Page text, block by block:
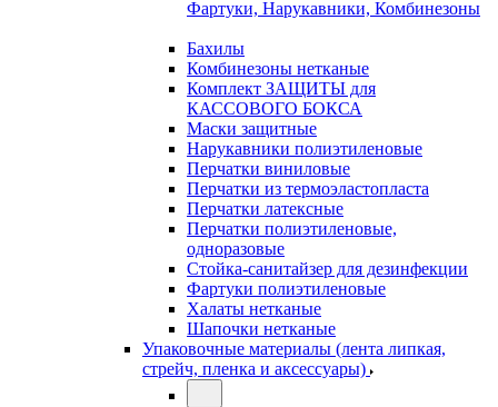
Фартуки, Нарукавники, Комбинезоны
Бахилы
Комбинезоны нетканые
Комплект ЗАЩИТЫ для
КАССОВОГО БОКСА
Маски защитные
Нарукавники полиэтиленовые
Перчатки виниловые
Перчатки из термоэластопласта
Перчатки латексные
Перчатки полиэтиленовые,
одноразовые
Стойка-санитайзер для дезинфекции
Фартуки полиэтиленовые
Халаты нетканые
Шапочки нетканые
Упаковочные материалы (лента липкая,
стрейч, пленка и аксессуары)